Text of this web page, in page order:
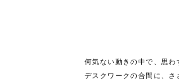
何気ない動きの中で、思わ
デスクワークの合間に、